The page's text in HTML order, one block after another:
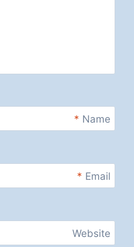
Name
*
Email
*
Website